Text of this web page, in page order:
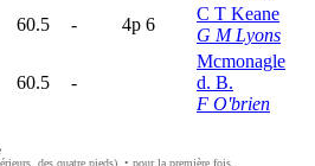
60.5 - 4p 6
C T Keane
G M Lyons
60.5 -
Mcmonagle
d. B.
F O'brien
des quatre pieds), • pour la première fois.